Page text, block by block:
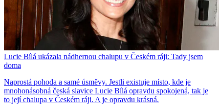
Lucie Bílá ukázala nádhernou chalupu v Českém ráji: Tady jsem
doma
Naprostá pohoda a samé úsměvy. Jestli existuje místo, kde je
mnohonásobná česká slavice Lucie Bílá opravdu spokojená, tak je
to její chalupa v Českém ráji. A je opravdu krásná.